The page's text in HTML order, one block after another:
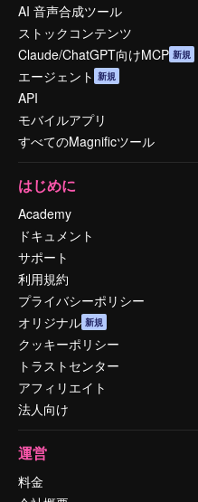
AI 音声合成ツール
ストックコンテンツ
Claude/ChatGPT向けMCP 新規
エージェント 新規
API
モバイルアプリ
すべてのMagnificツール
はじめに
Academy
ドキュメント
サポート
利用規約
プライバシーポリシー
オリジナル 新規
クッキーポリシー
トラストセンター
アフィリエイト
法人向け
運営
料金